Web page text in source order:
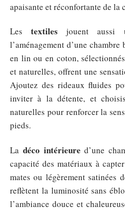
apaisante et réconfortante de la
Lestextiles jouent aussi
l’aménagement d’une
en lin ou en coton,
et naturelles, offrent une
Ajoutez des rideaux fluides
inviter à la détente, et
naturelles pour renforcer la
pieds.
La déco intérieure d’une
capacité des matériaux à
mates ou légèrement satinées
reflètent la luminosité sans
l’ambiance douce et